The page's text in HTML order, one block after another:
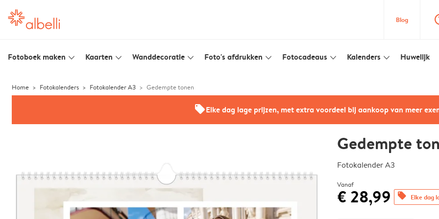
Blog
Fotoboek maken slim_arrow_down Kaarten slim_arrow_down Wanddecoratie slim_arrow_down Foto's afdrukken slim_arrow_down Fotocadeaus slim_arrow_down Kalenders slim_arrow_down Huwelijk
Home Fotokalenders Fotokalender A3 Gedempte tonen
offersElke dag lage prijzen, met extra voordeel bij aankoop van meer
Gedempte
Fotokalender A3
Vanaf
€ 28,99 offers Elke dag